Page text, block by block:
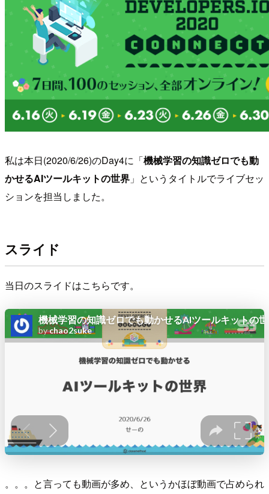
私は本日(2020/6/26)のDay4に「機械学習の知識ゼロでも動
かせるAIツールキットの世界 」というタイトルでライブセッ
ションを担当しました。
スライド
当日のスライドはこちらです。
。。。と言っても動画が多め、というかほぼ動画で占められ